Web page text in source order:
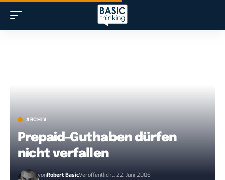
ARCHIV
Prepaid-Guthaben dürfen
nicht verfallen
vonRobert BasicVeröffentlicht: 22. Juni 2006